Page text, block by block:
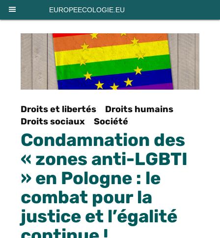
EUROPEECOLOGIE.EU
Droits et libertés
Droits humains
Droits sociaux
Société
Condamnation des
« zones anti-LGBTI
» en Pologne : le
combat pour la
justice et l’égalité